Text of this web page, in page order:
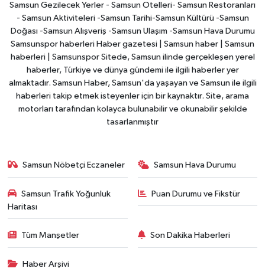
Samsun Gezilecek Yerler - Samsun Otelleri- Samsun Restoranları
- Samsun Aktiviteleri -Samsun Tarihi-Samsun Kültürü -Samsun
Doğası -Samsun Alışveriş -Samsun Ulaşım -Samsun Hava Durumu
Samsunspor haberleri Haber gazetesi | Samsun haber | Samsun
haberleri | Samsunspor Sitede, Samsun ilinde gerçekleşen yerel
haberler, Türkiye ve dünya gündemi ile ilgili haberler yer
almaktadır. Samsun Haber, Samsun'da yaşayan ve Samsun ile ilgili
haberleri takip etmek isteyenler için bir kaynaktır. Site, arama
motorları tarafından kolayca bulunabilir ve okunabilir şekilde
tasarlanmıştır
Samsun Nöbetçi Eczaneler Samsun Hava Durumu
Samsun Trafik Yoğunluk
Haritası
Puan Durumu ve Fikstür
Tüm Manşetler Son Dakika Haberleri
Haber Arşivi